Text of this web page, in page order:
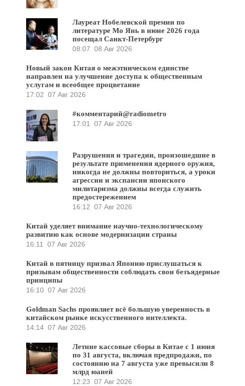
Лауреат Нобелевской премии по
литературе Мо Янь в июне 2026 года
посещал Санкт-Петербург
08:07 08 Авг 2026
Новый закон Китая о межэтническом единстве
направлен на улучшение доступа к общественным
услугам и всеобщее процветание
17:02 07 Авг 2026
#комментарий@radiometro
17:01
07 Авг 2026
Разрушения и трагедии, произошедшие в
результате применения ядерного оружия,
никогда не должны повториться, а уроки
агрессии и экспансии японского
милитаризма должны всегда служить
предостережением
16:12 07 Авг 2026
Китай уделяет внимание научно-технологическому
развитию как основе модернизации страны
16:11
07 Авг 2026
Китай в пятницу призвал Японию прислушаться к
призывам общественности соблюдать свои безъядерные
принципы
16:10 07 Авг 2026
Goldman Sachs проявляет всё большую уверенность в
китайском рынке искусственного интеллекта.
14:14 07 Авг 2026
Летние кассовые сборы в Китае с 1 июня
по 31 августа, включая предпродажи, по
состоянию на 7 августа уже превысили 8
млрд юаней
12:23 07 Авг 2026